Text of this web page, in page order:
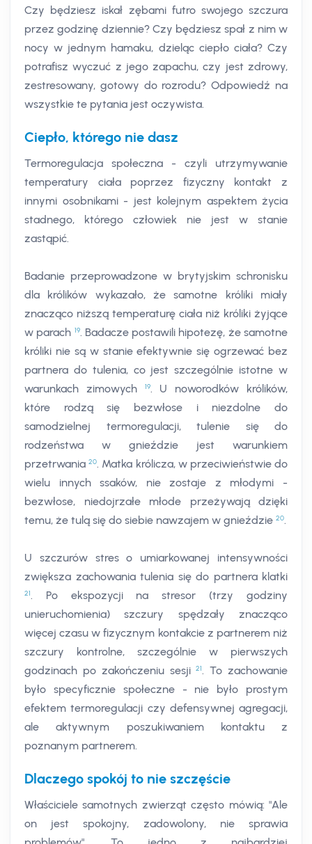
Czy będziesz iskał zębami futro swojego szczura
przez godzinę dziennie? Czy będziesz spał z nim w
nocy w jednym hamaku, dzieląc ciepło ciała? Czy
potrafisz wyczuć z jego zapachu, czy jest zdrowy,
zestresowany, gotowy do rozrodu? Odpowiedź na
wszystkie te pytania jest oczywista.
Ciepło, którego nie dasz
Termoregulacja społeczna - czyli utrzymywanie
temperatury ciała poprzez fizyczny kontakt z
innymi osobnikami - jest kolejnym aspektem życia
stadnego, którego człowiek nie jest w stanie
zastąpić.
Badanie przeprowadzone w brytyjskim schronisku
dla królików wykazało, że samotne króliki miały
znacząco niższą temperaturę ciała niż króliki żyjące
w parach 19. Badacze postawili hipotezę, że samotne
króliki nie są w stanie efektywnie się ogrzewać bez
partnera do tulenia, co jest szczególnie istotne w
warunkach zimowych
19. U noworodków królików,
które rodzą się bezwłose i niezdolne do
samodzielnej termoregulacji, tulenie się do
rodzeństwa w gnieździe jest warunkiem
przetrwania20. Matka królicza, w przeciwieństwie do
wielu innych ssaków, nie zostaje z młodymi -
bezwłose, niedojrzałe młode przeżywają dzięki
temu, że tulą się do siebie nawzajem w gnieździe 20.
U szczurów stres o umiarkowanej intensywności
zwiększa zachowania tulenia się do partnera klatki
21. Po ekspozycji na stresor (trzy godziny
unieruchomienia) szczury spędzały znacząco
więcej czasu w fizycznym kontakcie z partnerem niż
szczury kontrolne, szczególnie w pierwszych
godzinach po zakończeniu sesji21. To zachowanie
było specyficznie społeczne - nie było prostym
efektem termoregulacji czy defensywnej agregacji,
ale aktywnym poszukiwaniem kontaktu z
poznanym partnerem.
Dlaczego spokój to nie szczęście
Właściciele samotnych zwierząt często mówią: "Ale
on jest spokojny, zadowolony, nie sprawia